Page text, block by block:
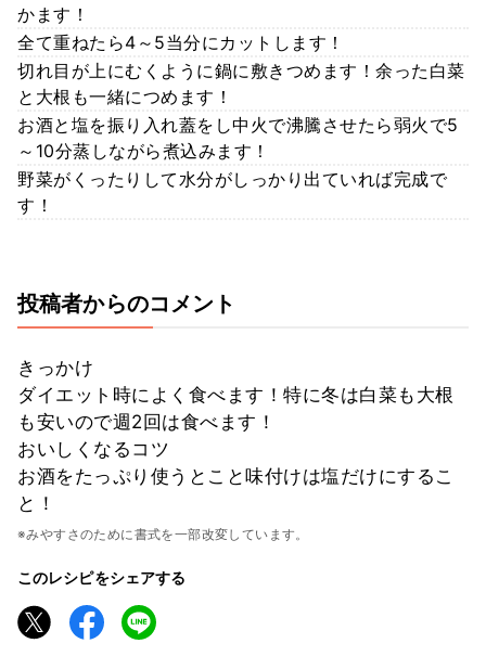
かます！
全て重ねたら4～5当分にカットします！
切れ目が上にむくように鍋に敷きつめます！余った白菜
と大根も一緒につめます！
お酒と塩を振り入れ蓋をし中火で沸騰させたら弱火で5
～10分蒸しながら煮込みます！
野菜がくったりして水分がしっかり出ていれば完成で
す！
投稿者からのコメント
きっかけ
ダイエット時によく食べます！特に冬は白菜も大根
も安いので週2回は食べます！
おいしくなるコツ
お酒をたっぷり使うとこと味付けは塩だけにするこ
と！
※みやすさのために書式を一部改変しています。
このレシピをシェアする